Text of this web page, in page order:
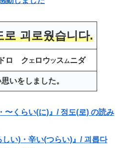
로괴로웠습니다.
ロ ク エ ロウツスムニダ
いをしました。
〜くらい(に)』/ 정도(로) の読み
い)・辛い(つらい)』/ 괴롭다